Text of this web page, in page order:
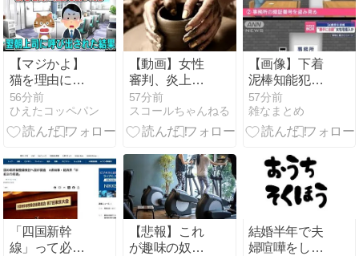
【マジかよ】
猫を理由に転
勤を断った
ら、翌朝上司
に呼び出され
56分前
ひえたコッペパン
【動画】女性
審判、炎上ｗ
ｗｗｗｗ
57分前
スコールちゃんねる
【画像】下着
泥棒知能犯見
つかる
57分前
雑なまとめ
「四国新幹
線」って必
【悲報】これ
が趣味の奴、
結婚半年で夫
婦喧嘩をした